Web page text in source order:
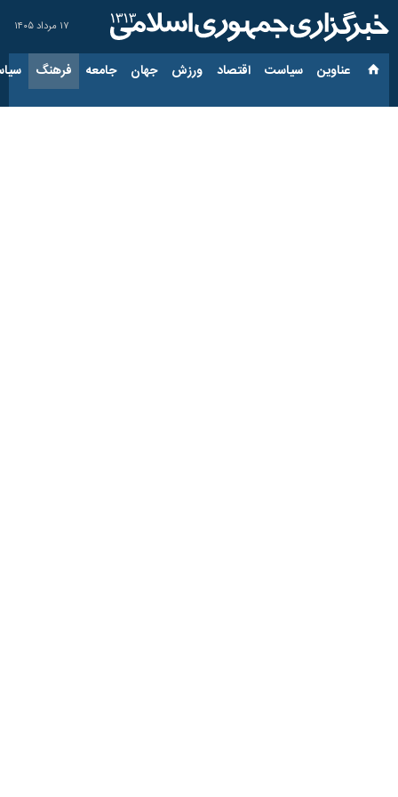
۱۷ مرداد ۱۴۰۵
عناوین‌ سیاست اقتصاد ورزش جهان جامعه فرهنگ